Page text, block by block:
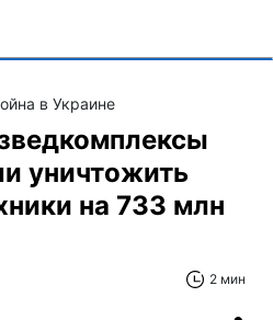
в Украине
уничтожить
на 733 млн
2 мин